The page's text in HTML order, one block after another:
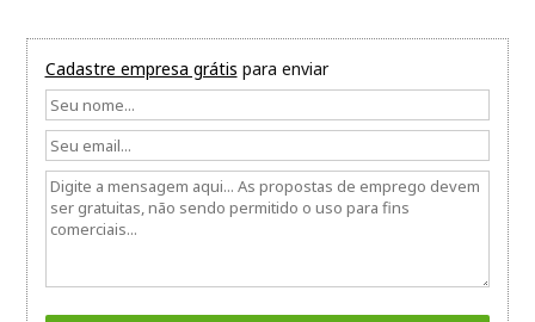
Cadastre empresa grátis para enviar